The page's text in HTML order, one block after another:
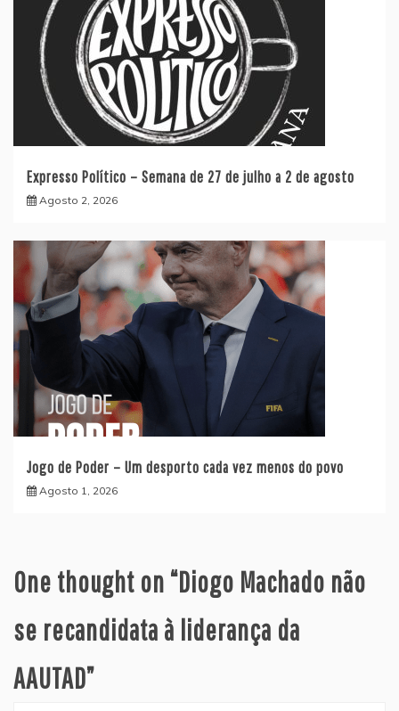
Expresso Político – Semana de 27 de julho a 2 de agosto
Agosto 2, 2026
Jogo de Poder – Um desporto cada vez menos do povo
Agosto 1, 2026
One thought on “Diogo Machado não
se recandidata à liderança da
AAUTAD”